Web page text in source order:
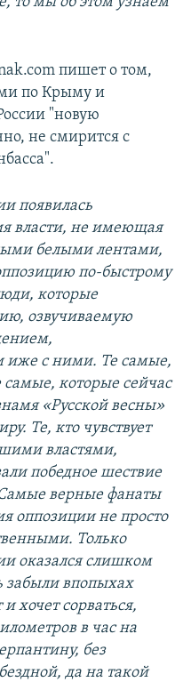
пишет о том,
по Крыму и
"новую
не смирится с
появилась
власти, не имеющая
белыми лентами,
по-быстрому
которые
озвучиваемую
иже с ними. Те самые,
которые сейчас
«Русской весны»
Те, кто чувствует
властями,
победное шествие
верные фанаты
оппозиции не просто
Только
оказался слишком
забыли впопыхах
хочет сорваться,
в час на
без
да на такой